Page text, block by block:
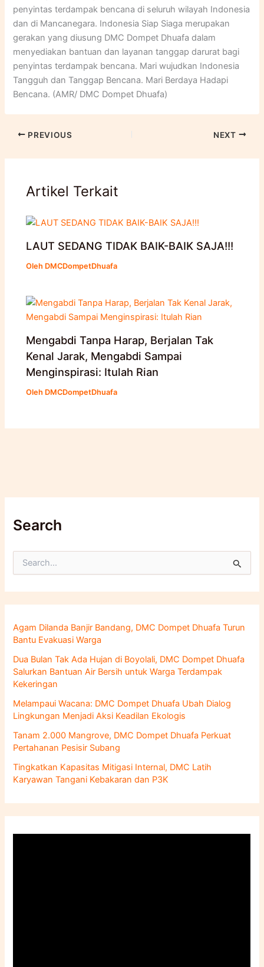
penyintas terdampak bencana di seluruh wilayah Indonesia
dan di Mancanegara. Indonesia Siap Siaga merupakan
gerakan yang diusung DMC Dompet Dhuafa dalam
menyediakan bantuan dan layanan tanggap darurat bagi
penyintas terdampak bencana. Mari wujudkan Indonesia
Tangguh dan Tanggap Bencana. Mari Berdaya Hadapi
Bencana. (AMR/ DMC Dompet Dhuafa)
PREVIOUS NEXT
Artikel Terkait
LAUT SEDANG TIDAK BAIK-BAIK SAJA!!!
Oleh DMCDompetDhuafa
Mengabdi Tanpa Harap, Berjalan Tak
Kenal Jarak, Mengabdi Sampai
Menginspirasi: Itulah Rian
Oleh DMCDompetDhuafa
Search
a
t
u
k
:
Agam Dilanda Banjir Bandang, DMC Dompet Dhuafa Turun
Bantu Evakuasi Warga
Dua Bulan Tak Ada Hujan di Boyolali, DMC Dompet Dhuafa
Salurkan Bantuan Air Bersih untuk Warga Terdampak
Kekeringan
Melampaui Wacana: DMC Dompet Dhuafa Ubah Dialog
Lingkungan Menjadi Aksi Keadilan Ekologis
Tanam 2.000 Mangrove, DMC Dompet Dhuafa Perkuat
Pertahanan Pesisir Subang
Tingkatkan Kapasitas Mitigasi Internal, DMC Latih
Karyawan Tangani Kebakaran dan P3K